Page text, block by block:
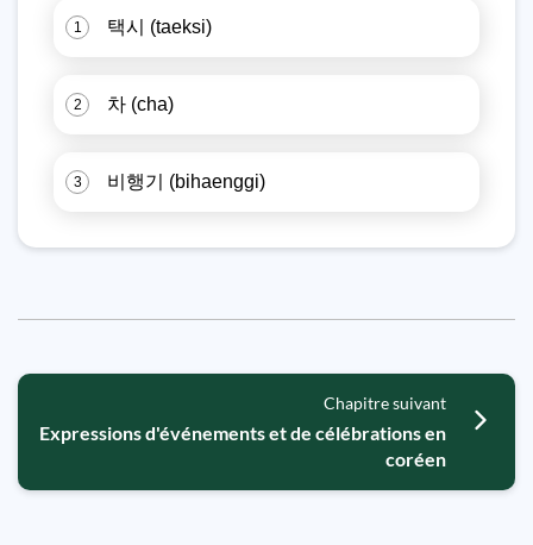
1 택시 (taeksi)
2 차 (cha)
3 비행기 (bihaenggi)
Chapitre suivant
Expressions d'événements et de célébrations en
coréen